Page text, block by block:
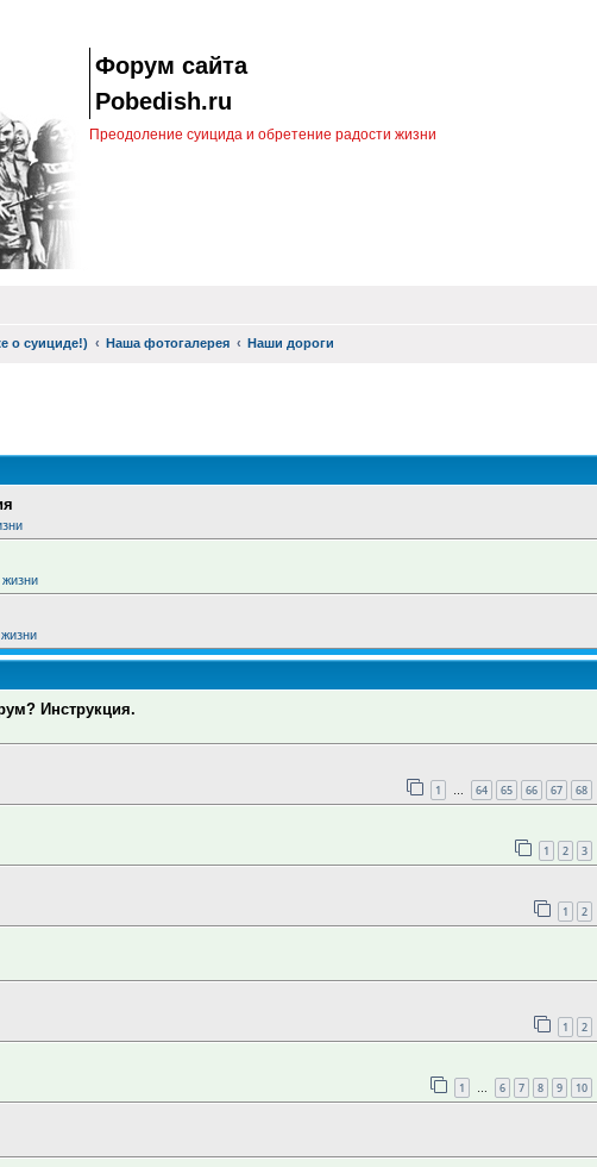
Форум сайта
Pobedish.ru
Преодоление суицида и обретение радости жизни
о суициде!) Наша фотогалерея Наши дороги
жизни
Инструкция.
1 … 64 65 66 67 68
1 2 3
1 2
1 2
1 … 6 7 8 9 10